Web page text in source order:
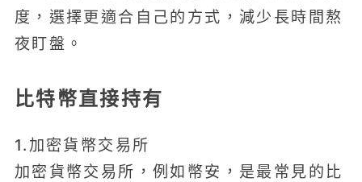
度，選擇更適合自己的方式，減少長時間熬
夜盯盤。
比特幣直接持有
1.加密貨幣交易所
加密貨幣交易所，例如幣安，是最常見的比